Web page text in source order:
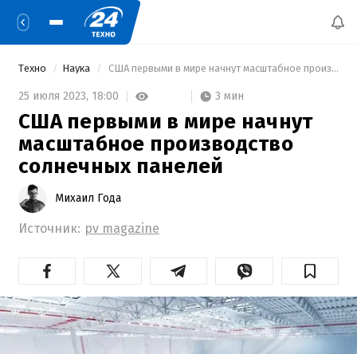
Техно Наука США первыми в мире начнут масштабное производство солнечных панелей
25 июля 2023, 18:00 3 мин
США первыми в мире начнут
масштабное производство
солнечных панелей
Михаил Года
Источник: pv magazine